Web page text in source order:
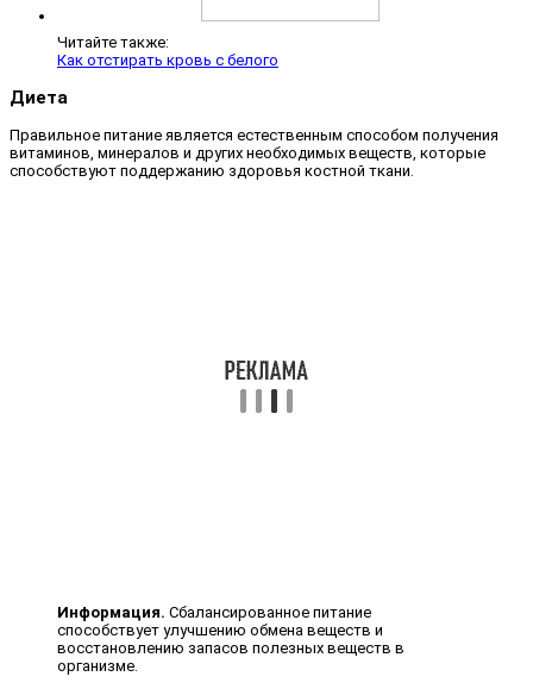
Читайте также:
Как отстирать кровь с белого
Диета
Правильное питание является естественным способом получения
витаминов, минералов и других необходимых веществ, которые
способствуют поддержанию здоровья костной ткани.
Информация. Сбалансированное питание
способствует улучшению обмена веществ и
восстановлению запасов полезных веществ в
организме.